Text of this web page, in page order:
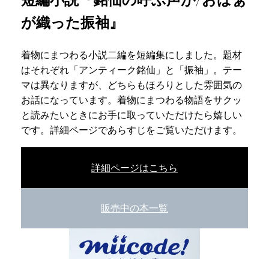
が織った振袖』
着物にまつわる小説二編を短編集にしました。題材
はそれぞれ「アンティーク銘仙」と「振袖」。テー
マは異なりますが、どちらもほろりとした雰囲気の
お話になっています。着物にまつわる物語をサクッ
と読みたいときにお手に取っていただけたら嬉しい
です。詳細ページであらすじをご覧いただけます。
詳細ページはこちら
販売中の本一覧